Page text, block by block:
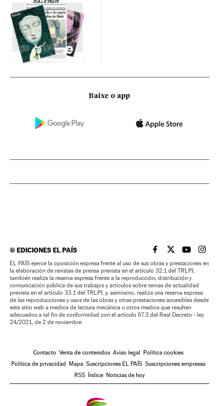
Baixe o app
©EDICIONES EL PAÍS EL PAÍS BRASIL EN
EL PAÍSEL PAÍS
EL
EL PAÍS ejerce la oposición expresa frente al uso de sus obras y prestaciones en
la elaboración de revistas de prensa prevista en el artículo 32.1 del TRLPI;
también realiza la reserva expresa frente a la reproducción, distribución y
comunicación pública de sus trabajos y artículos sobre temas de actualidad
prevista en el artículo 33.1 del TRLPI; y, asimismo, realiza una reserva expresa
de las reproducciones y usos de las obras y otras prestaciones accesibles desde
este sitio web a medios de lectura mecánica u otros medios que resulten
adecuados a tal fin de conformidad con el artículo 67.3 del Real Decreto - ley
24/2021, de 2 de noviembre
Contacto Venta de contenidos Aviso legal Política cookies
Política de privacidad Mapa Suscripciones EL PAÍS Suscripciones empresas
RSS Índice Noticias de hoy